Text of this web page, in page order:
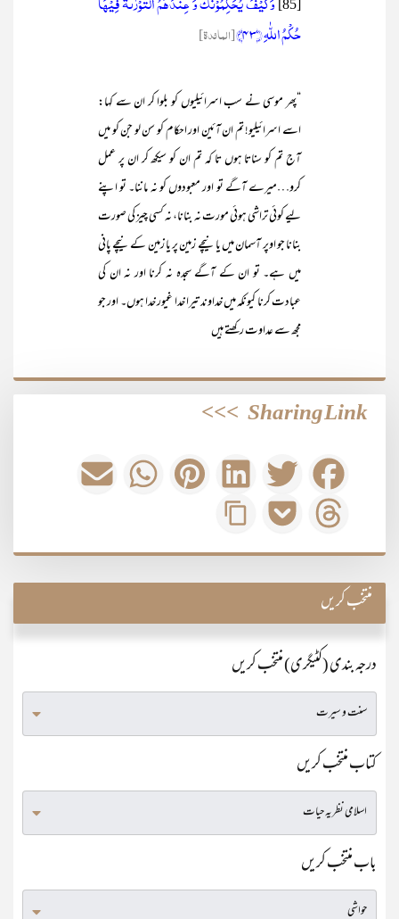
[85]
حُکۡمُ اللّٰہِ ﴿43﴾[المائدة]
“پھر موسی نے سب اسرائیلیوں کو بلوا کر ان سے کہا:
اسے اسرائیلیو! تم ان آئین اور احکام کو سن لو جن کو میں
آج تم کو سناتا ہوں تا کہ تم ان کو سیکھ کر ان پر عمل
کرو…میرے آگے تو اور معبودوں کو نہ ماننا۔ تو اپنے
لیے کوئی تراشی ہوئی مورت نہ بنانا، نہ کسی چیز کی صورت
بنانا جو اوپر آسمان میں یا نیچے زمین پر یا زمین کے نیچے پانی
میں ہے۔ تو ان کے آگے سجدہ نہ کرنا اور نہ ان کی
عبادت کرنا کیونکہ میں خداوند تیرا خدا غیور خدا ہوں۔ اور جو
مجھ سے عداوت رکھتے ہیں
Sharing Link
>>>
منتخب کریں
درجہ بندی (کٹیگری) منتخب کریں
کتاب منتخب کریں
باب منتخب کریں